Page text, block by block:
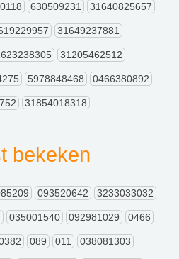
630509231 31640825657
31649237881
31205462512
5978848468 0466380892
31854018318
bekeken
093520642 3233033032
035001540 092981029 0466
089 011 038081303